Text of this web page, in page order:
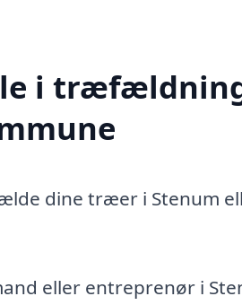
i
dine træer i Stenum
eller entreprenør i